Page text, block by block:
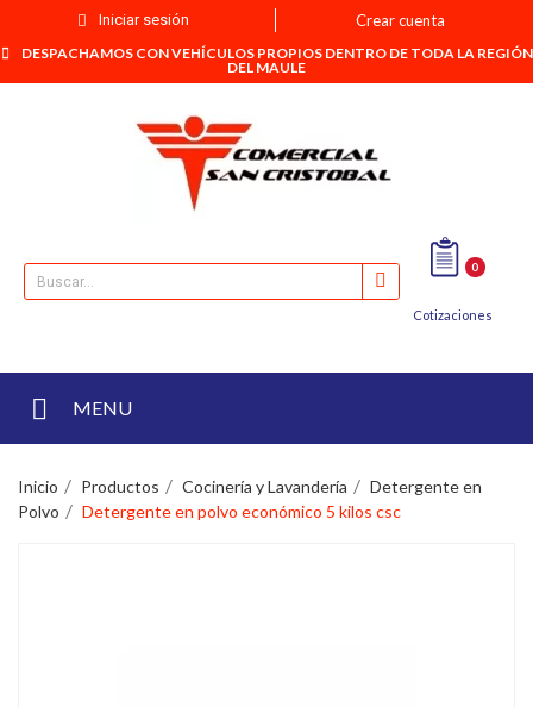
Iniciar sesión Crear cuenta
DESPACHAMOS CON VEHÍCULOS PROPIOS DENTRO DE TODA LA REGIÓN
DEL MAULE
0
Cotizaciones
MENU
Inicio Productos Cocinería y Lavandería
Detergente en
Polvo
Detergente en polvo económico 5 kilos csc